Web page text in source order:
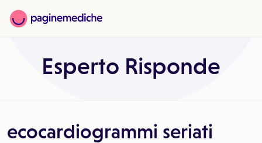
Esperto Risponde
ecocardiogrammi seriati